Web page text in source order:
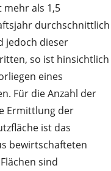
als 1,5
durchschnittlich
jedoch dieser
so ist hinsichtlich
eines
Für die Anzahl der
Ermittlung der
ist das
bewirtschafteten
sind